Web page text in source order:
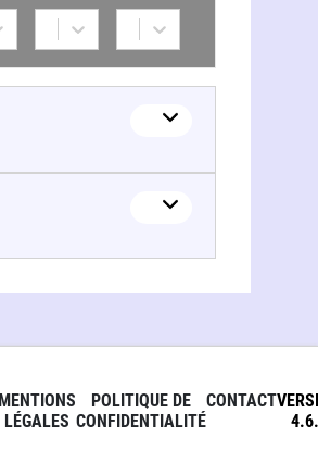
MENTIONS
LÉGALES
POLITIQUE DE
CONFIDENTIALITÉ
CONTACT